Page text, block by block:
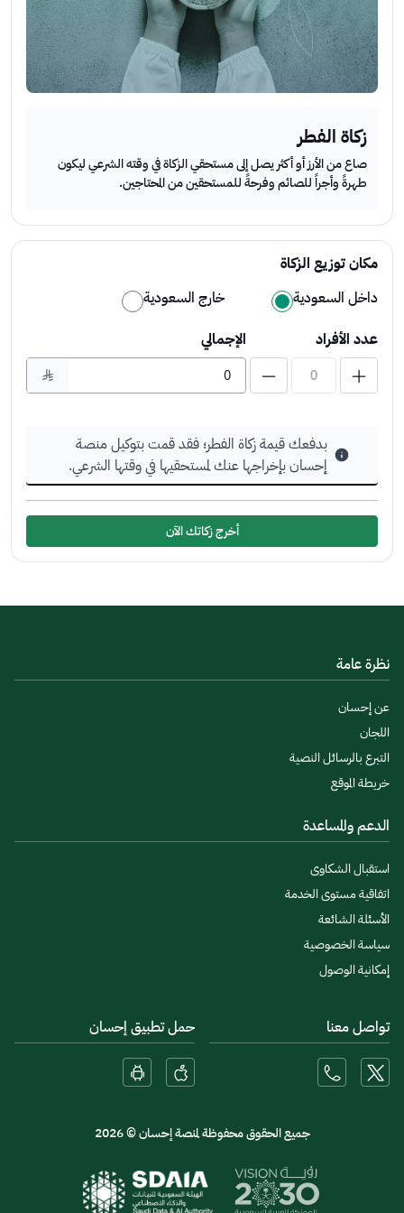
تبرع الآن
زكاة الفطر
صاع من الأرز أو أكثر يصل إلى مستحقي الزكاة في وقته الشرعي ليكون
طهرةً وأجراً للصائم وفرحةً للمستحقين من المحتاجين.
مكان توزيع الزكاة
داخل السعودية
خارج السعودية
عدد الأفراد
الإجمالي
﷼
بدفعك قيمة زكاة الفطر؛ فقد قمت بتوكيل منصة
إحسان بإخراجها عنك لمستحقيها في وقتها الشرعي.
أخرج زكاتك الآن
نظرة عامة
عن إحسان
اللجان
التبرع بالرسائل النصية
خريطة الموقع
الدعم والمساعدة
استقبال الشكاوى
اتفاقية مستوى الخدمة
الأسئلة الشائعة
سياسة الخصوصية
إمكانية الوصول
تواصل معنا حمل تطبيق إحسان
جميع الحقوق محفوظة لمنصة إحسان © 2026